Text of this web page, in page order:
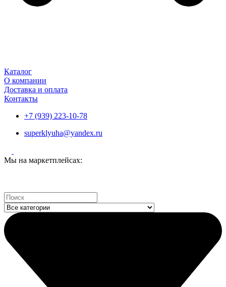
Каталог
О компании
Доставка и оплата
Контакты
+7 (939) 223-10-78
superklyuha@yandex.ru
Мы на маркетплейсах:
Search
...